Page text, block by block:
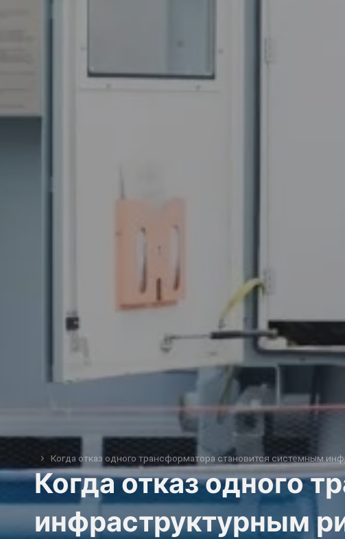
You are here:
Когда отказ одного трансформатора становится системным
Когда отказ одного
инфраструктурным